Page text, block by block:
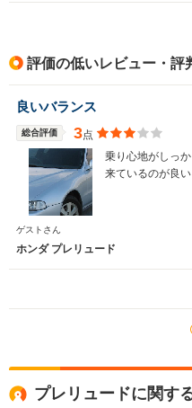
評価の低いレビュー・評
良いバランス
総合評価 3点
乗り心地がしっ
来ているのが良い
ゲストさん
ホンダ プレリュード
プレリュードに関す